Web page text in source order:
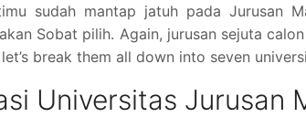
sudah mantap jatuh pada Jurusan
Sobat pilih. Again, jurusan sejuta
break them all down into seven
Universitas Jurusan